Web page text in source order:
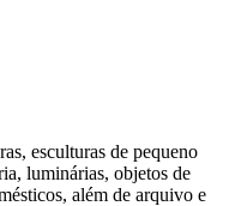
esculturas de pequeno
luminárias, objetos de
além de arquivo e